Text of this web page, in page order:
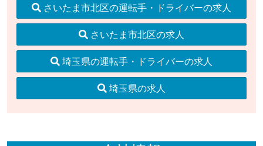
さいたま市北区の運転手・ドライバーの求人
さいたま市北区の求人
埼玉県の運転手・ドライバーの求人
埼玉県の求人